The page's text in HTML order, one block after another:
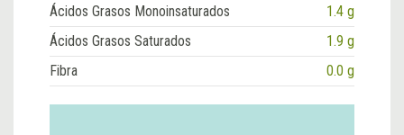
Ácidos Grasos Monoinsaturados
1.4 g
Ácidos Grasos Saturados
1.9 g
Fibra
0.0 g